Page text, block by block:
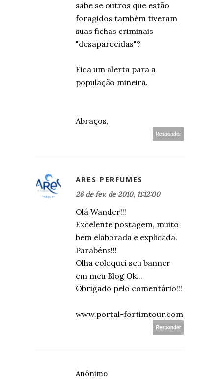
sabe se outros que estão
foragidos também tiveram
suas fichas criminais
"desaparecidas"?
Fica um alerta para a
população mineira.
Abraços,
Responder
ARES PERFUMES
26 de fev. de 2010, 11:12:00
Olá Wander!!!
Excelente postagem, muito
bem elaborada e explicada.
Parabéns!!!
Olha coloquei seu banner
em meu Blog Ok...
Obrigado pelo comentário!!!
www.portal-fortimtour.com
Responder
Anônimo